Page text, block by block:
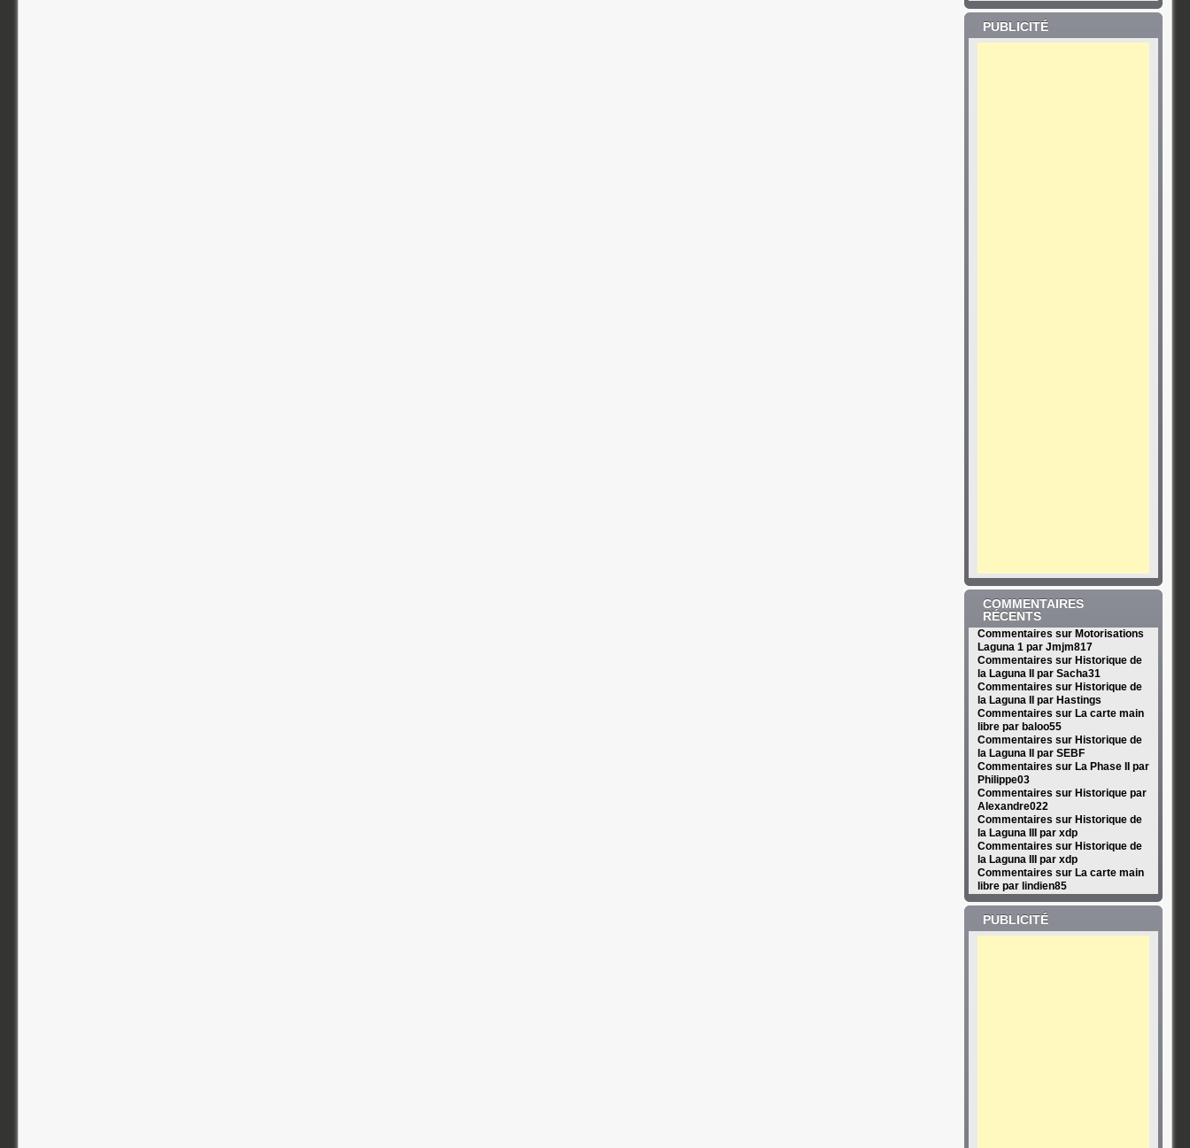
PUBLICITÉ
COMMENTAIRES
RÉCENTS
Commentaires sur Motorisations
Laguna 1 par Jmjm817
Commentaires sur Historique de
la Laguna II par Sacha31
Commentaires sur Historique de
la Laguna II par Hastings
Commentaires sur La carte main
libre par baloo55
Commentaires sur Historique de
la Laguna II par SEBF
Commentaires sur La Phase II par
Philippe03
Commentaires sur Historique par
Alexandre022
Commentaires sur Historique de
la Laguna III par xdp
Commentaires sur Historique de
la Laguna III par xdp
Commentaires sur La carte main
libre par lindien85
PUBLICITÉ